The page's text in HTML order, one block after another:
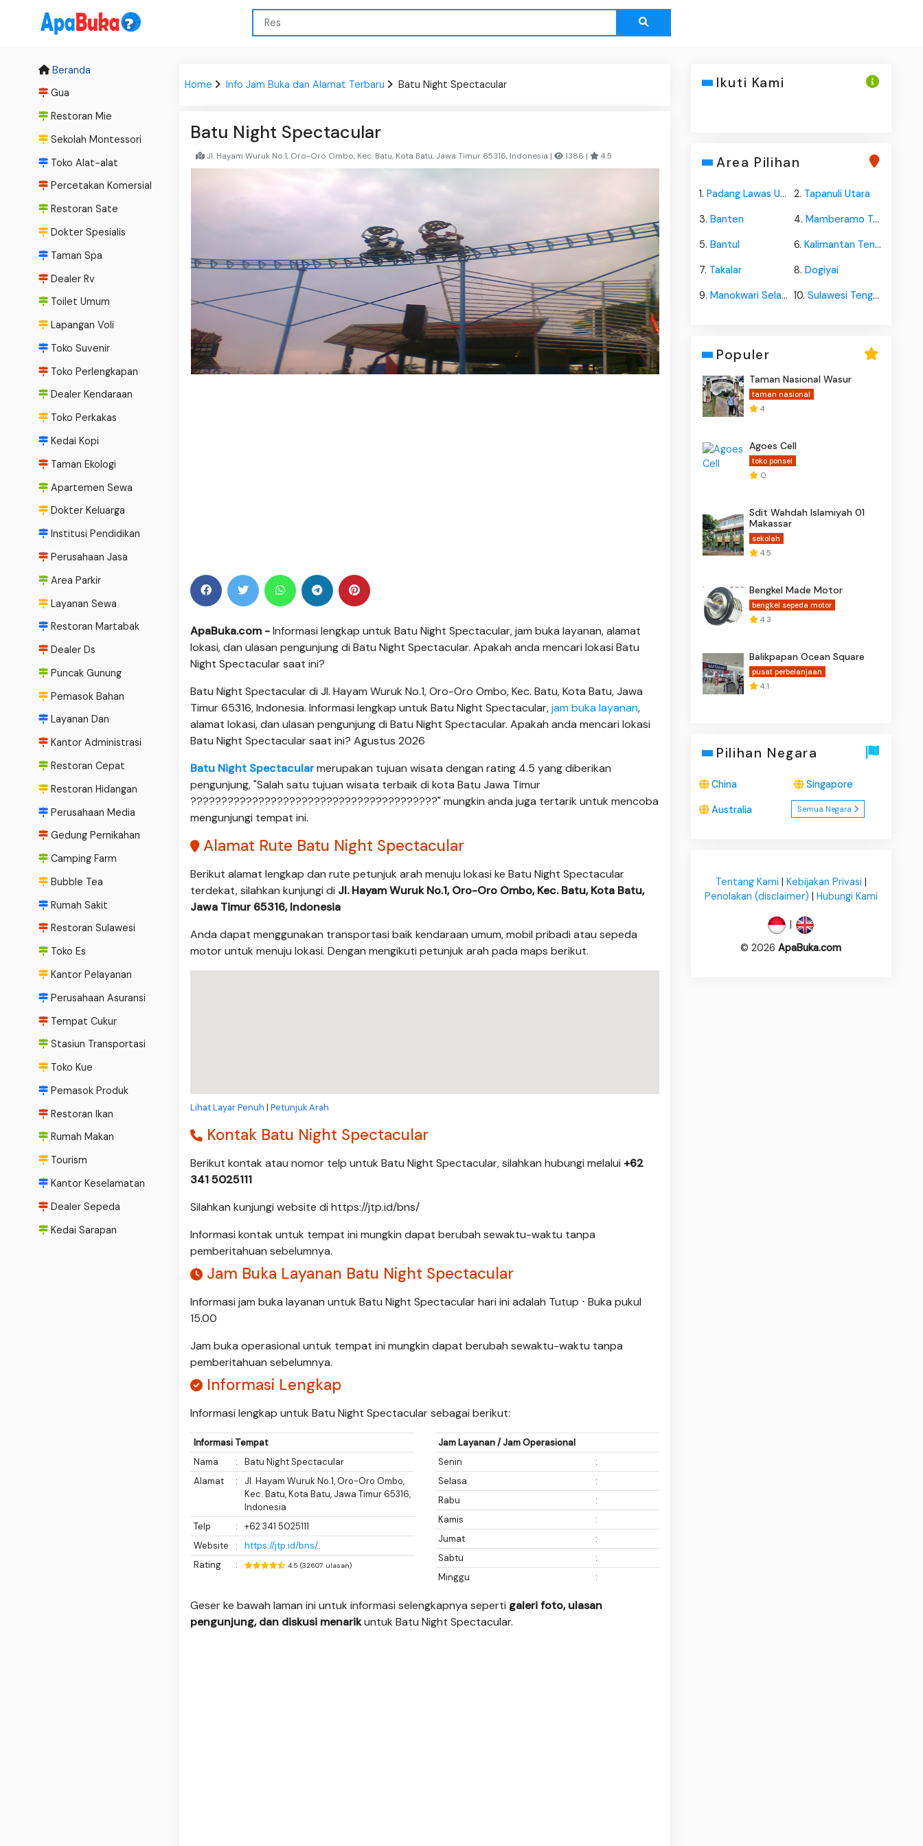
Beranda
Gua
Restoran Mie
Sekolah Montessori
Toko Alat-alat
Percetakan Komersial
Restoran Sate
Dokter Spesialis
Taman Spa
Dealer Rv
Toilet Umum
Lapangan Voli
Toko Suvenir
Toko Perlengkapan
Dealer Kendaraan
Toko Perkakas
Kedai Kopi
Taman Ekologi
Apartemen Sewa
Dokter Keluarga
Institusi Pendidikan
Perusahaan Jasa
Area Parkir
Layanan Sewa
Restoran Martabak
Dealer Ds
Puncak Gunung
Pemasok Bahan
Layanan Dan
Kantor Administrasi
Restoran Cepat
Restoran Hidangan
Perusahaan Media
Gedung Pernikahan
Camping Farm
Bubble Tea
Rumah Sakit
Restoran Sulawesi
Toko Es
Kantor Pelayanan
Perusahaan Asuransi
Tempat Cukur
Stasiun Transportasi
Toko Kue
Pemasok Produk
Restoran Ikan
Rumah Makan
Tourism
Kantor Keselamatan
Dealer Sepeda
Kedai Sarapan
Home Info Jam Buka dan Alamat Terbaru Batu Night Spectacular
Batu Night Spectacular
Jl. Hayam Wuruk No.1, Oro-Oro Ombo, Kec. Batu, Kota Batu, Jawa Timur 65316, Indonesia | 1386 | 4.5
ApaBuka.com -Informasi lengkap untuk Batu Night Spectacular, jam buka layanan, alamat
lokasi, dan ulasan pengunjung di Batu Night Spectacular. Apakah anda mencari lokasi Batu
Night Spectacular saat ini?
Batu Night Spectacular di Jl. Hayam Wuruk No.1, Oro-Oro Ombo, Kec. Batu, Kota Batu, Jawa
Timur 65316, Indonesia. Informasi lengkap untuk Batu Night Spectacular,jam buka layanan,
alamat lokasi, dan ulasan pengunjung di Batu Night Spectacular. Apakah anda mencari lokasi
Batu Night Spectacular saat ini? Agustus 2026
Batu Night Spectacularmerupakan tujuan wisata dengan rating 4.5 yang diberikan
pengunjung, "Salah satu tujuan wisata terbaik di kota Batu Jawa Timur
????????????????????????????????????????" mungkin anda juga tertarik untuk mencoba
mengunjungi tempat ini.
Alamat Rute Batu Night Spectacular
Berikut alamat lengkap dan rute petunjuk arah menuju lokasi ke Batu Night Spectacular
terdekat, silahkan kunjungi di Jl. Hayam Wuruk No.1, Oro-Oro Ombo, Kec. Batu, Kota Batu,
Jawa Timur 65316, Indonesia
Anda dapat menggunakan transportasi baik kendaraan umum, mobil pribadi atau sepeda
motor untuk menuju lokasi. Dengan mengikuti petunjuk arah pada maps berikut.
Lihat Layar Penuh |Petunjuk Arah
Kontak Batu Night Spectacular
Berikut kontak atau nomor telp untuk Batu Night Spectacular, silahkan hubungi melalui +62
341 5025111
Silahkan kunjungi website di https://jtp.id/bns/
Informasi kontak untuk tempat ini mungkin dapat berubah sewaktu-waktu tanpa
pemberitahuan sebelumnya.
Jam Buka Layanan Batu Night Spectacular
Informasi jam buka layanan untuk Batu Night Spectacular hari ini adalah Tutup ⋅ Buka pukul
15.00
Jam buka operasional untuk tempat ini mungkin dapat berubah sewaktu-waktu tanpa
pemberitahuan sebelumnya.
Informasi Lengkap
Informasi lengkap untuk Batu Night Spectacular sebagai berikut:
Informasi Tempat
Nama
:
Batu Night Spectacular
Alamat
:
Jl. Hayam Wuruk No.1, Oro-Oro Ombo,
Kec. Batu, Kota Batu, Jawa Timur 65316,
Indonesia
Telp
:
+62 341 5025111
Website
:
https://jtp.id/bns/..
Rating
: 4.5 (32607 ulasan)
Jam Layanan / Jam Operasional
Senin
:
Selasa
:
Rabu
:
Kamis
:
Jumat
:
Sabtu
:
Minggu
:
Geser ke bawah laman ini untuk informasi selengkapnya seperti galeri foto, ulasan
pengunjung, dan diskusi menarikuntuk Batu Night Spectacular.
Ikuti Kami
Area Pilihan
1.Padang Lawas Utara 2. Tapanuli Utara
3.Banten 4. Mamberamo Tengah
5.Bantul 6. Kalimantan Tengah
7. Takalar 8. Dogiyai
9.Manokwari Selatan 10. Sulawesi Tengah
Populer
Taman Nasional Wasur
taman nasional
4
Agoes Cell
toko ponsel
0
Sdit Wahdah Islamiyah 01
Makassar
sekolah
4.5
Bengkel Made Motor
bengkel sepeda motor
4.3
Balikpapan Ocean Square
pusat perbelanjaan
4.1
Pilihan Negara
China Singapore
Australia Semua Negara
Tentang Kami | Kebijakan Privasi |
Penolakan (disclaimer) | Hubungi Kami
|
© 2026ApaBuka.com